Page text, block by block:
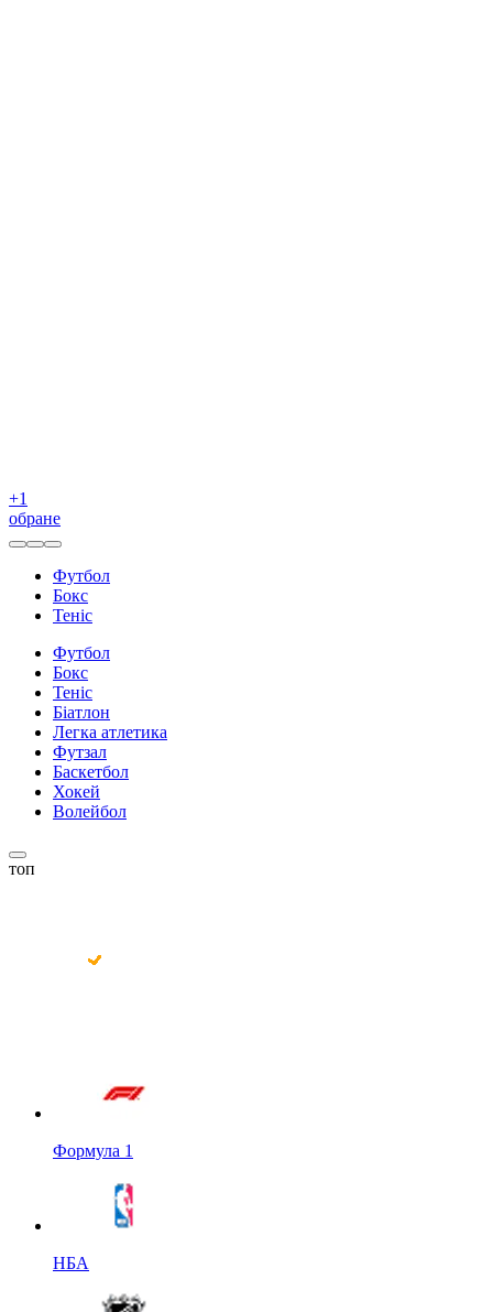
+1
обране
Футбол
Бокс
Теніс
Футбол
Бокс
Теніс
Біатлон
Легка атлетика
Футзал
Баскетбол
Хокей
Волейбол
топ
Формула 1
НБА